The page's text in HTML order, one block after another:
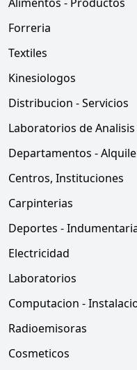
Forreria
Textiles
Kinesiologos
Distribucion - Servicios
Laboratorios de Analisis
Departamentos -
Centros, Instituciones
Carpinterias
Deportes -
Electricidad
Laboratorios
Computacion -
Radioemisoras
Cosmeticos